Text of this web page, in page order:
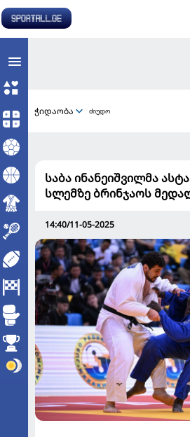
ჭიდაობა ძიუდო
საბა ინანეიშვილმა
სლემზე ბრინჯაოს
14:40/11-05-2025